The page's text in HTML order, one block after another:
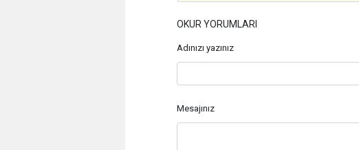
OKUR YORUMLARI
Adınızı yazınız
Mesajınız